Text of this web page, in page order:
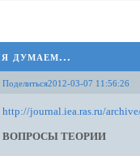
думаем...
Поделиться2012-03-07 11:56:26
http://journal.iea.ras.ru/
ВОПРОСЫ ТЕОРИИ